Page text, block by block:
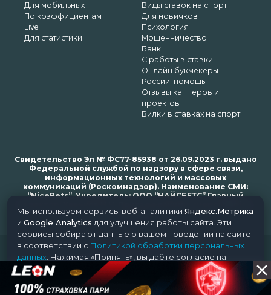
Для мобильных
По коэффициентам
Live
Для статистики
Виды ставок на спорт
Для новичков
Психология
Мошенничество
Банк
С работы в ставки
Онлайн букмекеры
России: помощь
Отзывы капперов и
проектов
Вилки в ставках на спорт
Свидетельство Эл № ФС77-85938 от 26.09.2023 г. выдано
Федеральной службой по надзору в сфере связи,
информационных технологий и массовых
коммуникаций (Роскомнадзор). Наименование СМИ:
“NiceBets”. Учредитель: ООО “НАЙСБЕТС” Главный
bets.ru
© 2018-2024 NiceBets. 18+
Мы используем сервисы веб-аналитики Яндекс.Метрика
и Google Analytics для улучшения работы сайта. Эти
сервисы собирают данные о вашем поведении на сайте
в соответствии с Политикой обработки персональных
данных . Нажимая «Принять», вы даёте согласие на
обработку ваших данных этими сервисами.